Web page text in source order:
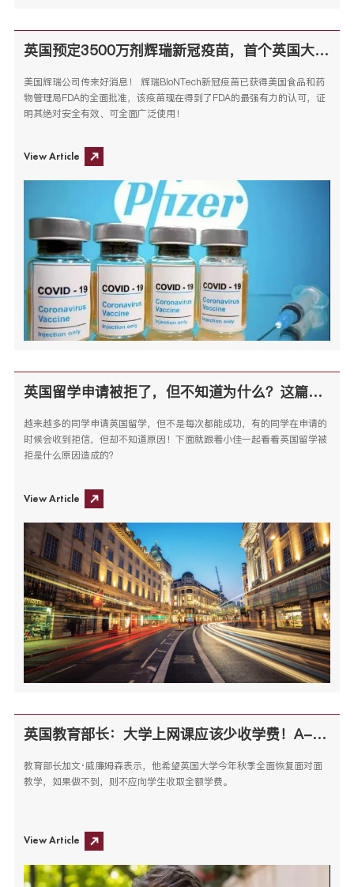
英国预定3500万剂辉瑞新冠疫苗，首个英国大学宣布强制疫苗接种
美国辉瑞公司传来好消息！ 辉瑞BioNTech新冠疫苗已获得美国食品和药
物管理局FDA的全面批准，该疫苗现在得到了FDA的最强有力的认可，证
明其绝对安全有效、可全面广泛使用！
View Article
英国留学申请被拒了，但不知道为什么？这篇文章告诉你！
越来越多的同学申请英国留学，但不是每次都能成功，有的同学在申请的
时候会收到拒信，但却不知道原因！下面就跟着小佳一起看看英国留学被
拒是什么原因造成的？
View Article
英国教育部长：大学上网课应该少收学费！A-Level放榜成绩创历史新高
教育部长加文·威廉姆森表示，他希望英国大学今年秋季全面恢复面对面
教学，如果做不到，则不应向学生收取全额学费。
View Article